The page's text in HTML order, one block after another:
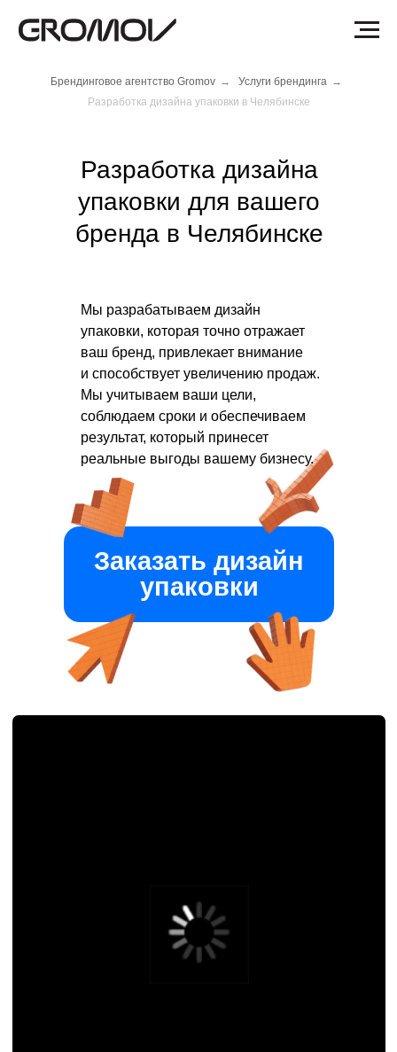
Брендинговое агентство Gromov → Услуги брендинга →
Разработка дизайна упаковки в Челябинске
Заказать дизайн
упаковки
Разработка дизайна
упаковки для вашего
бренда в Челябинске
Мы разрабатываем дизайн
упаковки, которая точно отражает
ваш бренд, привлекает внимание
и способствует увеличению продаж.
Мы учитываем ваши цели,
соблюдаем сроки и обеспечиваем
результат, который принесет
реальные выгоды вашему бизнесу.